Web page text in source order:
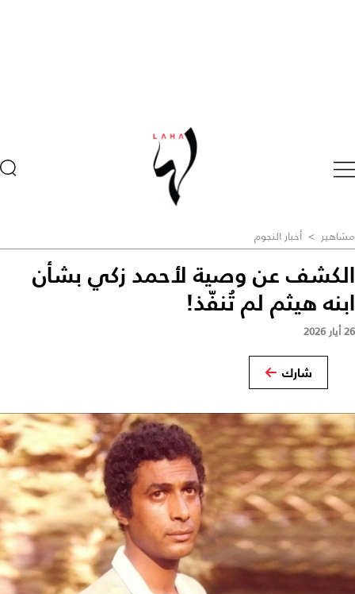
مشاهير > أخبار النجوم
الكشف عن وصية لأحمد زكي بشأن
ابنه هيثم لم تُنفّذ!
26 أيار 2026
شارك